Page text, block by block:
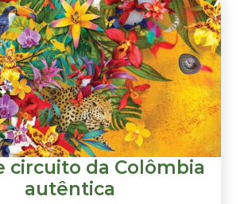
circuito da Colômbia
autêntica